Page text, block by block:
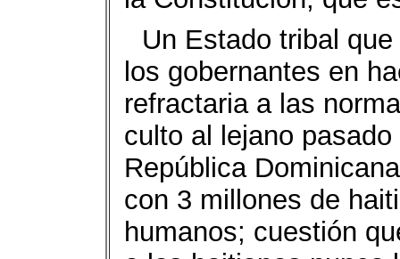
Un Estado tribal
los gobernantes en
refractaria a las
culto al lejano
República
con 3 millones de
humanos; cuestión